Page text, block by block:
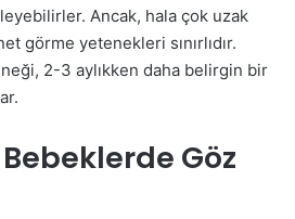
Ancak, hala çok uzak
görme yetenekleri sınırlıdır.
2-3 aylıkken daha belirgin bir
Göz